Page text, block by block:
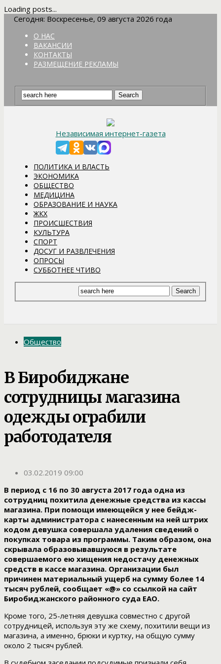
Loading posts...
Сегодня: Воскресенье, 09 августа 2026 года
О НАС
ВАКАНСИИ
КОНТАКТЫ
РАЗМЕЩЕНИЕ РЕКЛАМЫ
Независимая интернет-газета
ПОЛИТИКА И ВЛАСТЬ
ЭКОНОМИКА
ОБЩЕСТВО
МЕДИЦИНА
ОБРАЗОВАНИЕ И НАУКА
ЖКХ
ПРОИСШЕСТВИЯ
КУЛЬТУРА
СПОРТ
ДОСУГ И РАЗВЛЕЧЕНИЯ
ОПРОСЫ
СУББОТНЕЕ ЧТИВО
Общество
В Биробиджане
сотрудницы магазина
одежды ограбили
работодателя
03.02.2019 09:00
В период с 16 по 30 августа 2017 года одна из
сотрудниц похитила денежные средства из кассы
магазина. При помощи имеющейся у нее бейдж-
карты администратора с нанесенным на ней штрих
кодом девушка совершала удаления сведений о
покупках товара из программы. Таким образом, она
скрывала образовывавшуюся в результате
совершаемого ею хищения недостачу денежных
средств в кассе магазина. Организации был
причинен материальный ущерб на сумму более 14
тысяч рублей, сообщает «@» со ссылкой на сайт
Биробиджанского районного суда ЕАО.
Кроме того, 25-летняя девушка совместно с другой
сотрудницей, используя эту же схему, похитили вещи из
магазина, а именно, брюки и куртку, на общую сумму
около 2 тысяч рублей.